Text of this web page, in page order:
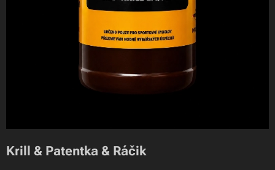
Krill & Patentka & Ráčik